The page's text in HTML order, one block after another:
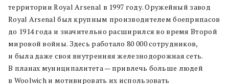
территории Royal Arsenal в 1997 году. Оружейный завод
Royal Arsenal был крупным производителем боеприпасов
до 1914 года и значительно расширился во время Второй
мировой войны. Здесь работало 80 000 сотрудников,
и была даже своя внутренняя железнодорожная сеть.
В планах муниципалитета — привлечь больше людей
в Woolwich и мотивировать их использовать